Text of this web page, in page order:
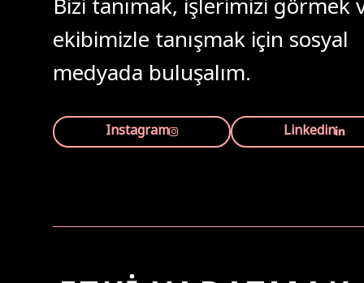
Bizi tanımak, işlerimizi görmek
ekibimizle tanışmak için sosyal
medyada buluşalım.
Instagram Linkedin